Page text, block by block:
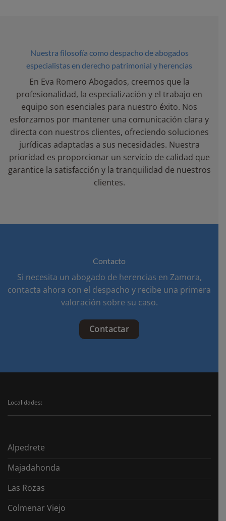
Nuestra filosofía como despacho de abogados
especialistas en derecho patrimonial y herencias
En Eva Romero Abogados, creemos que la
profesionalidad, la especialización y el trabajo en
equipo son esenciales para nuestro éxito. Nos
esforzamos por mantener una comunicación clara y
directa con nuestros clientes, ofreciendo soluciones
jurídicas adaptadas a sus necesidades. Nuestra
prioridad es proporcionar un servicio de calidad que
garantice la satisfacción y la tranquilidad de nuestros
clientes.
Contacto
Si necesita un abogado de herencias en Zamora,
contacta ahora con el despacho y recibe una primera
valoración sobre su caso.
Contactar
Localidades:
Alpedrete
Majadahonda
Las Rozas
Colmenar Viejo